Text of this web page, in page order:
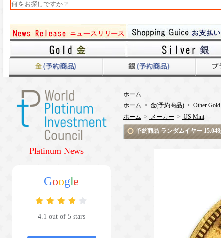
Platinum News
Google
4.1 out of 5 stars
ホーム
ホーム > 金(予約商品) > Other Gold
ホーム > メーカー > US Mint
予約商品 ランダムイヤー